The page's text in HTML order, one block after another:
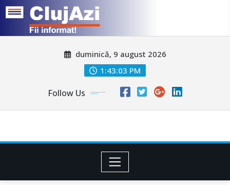
duminică, 9 august 2026
1:43:06 PM
Follow Us